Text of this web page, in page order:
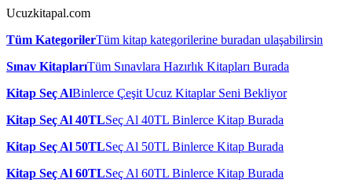
Ucuzkitapal.com
Tüm KategorilerTüm kitap kategorilerine buradan ulaşabilirsin
Sınav KitaplarıTüm Sınavlara Hazırlık Kitapları Burada
Kitap Seç AlBinlerce Çeşit Ucuz Kitaplar Seni Bekliyor
Kitap Seç Al 40TLSeç Al 40TL Binlerce Kitap Burada
Kitap Seç Al 50TLSeç Al 50TL Binlerce Kitap Burada
Kitap Seç Al 60TLSeç Al 60TL Binlerce Kitap Burada